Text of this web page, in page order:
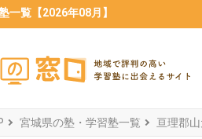
一覧【2026年08月】
宮城県の塾・学習塾一覧 亘理郡